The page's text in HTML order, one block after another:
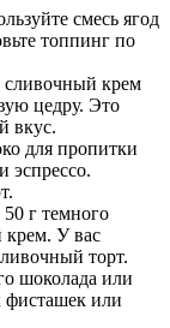
смесь ягод
топпинг по
сливочный крем
цедру. Это
вкус.
для пропитки
эспрессо.
г темного
крем. У вас
торт.
шоколада или
фисташек или